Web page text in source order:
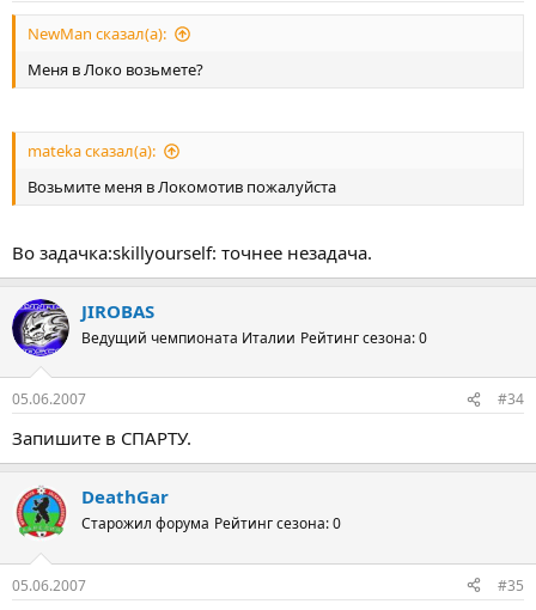
NewMan сказал(а):
Меня в Локо возьмете?
mateka сказал(а):
Возьмите меня в Локомотив пожалуйста
Во задачка:skillyourself: точнее незадача.
JIROBAS
Ведущий чемпионата Италии Рейтинг сезона: 0
05.06.2007 #34
Запишите в СПАРТУ.
DeathGar
Старожил форума Рейтинг сезона: 0
05.06.2007 #35